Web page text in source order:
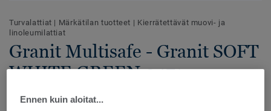
Turvalattiat | Märkätilan tuotteet | Kierrätettävät muovi- ja
linoleumilattiat
Granit Multisafe - Granit SOFT
WHITE GREEN 0471
Granit Multisafe on ftalaatiton homogeeninen vinyylilattia.
Ennen kuin aloitat...